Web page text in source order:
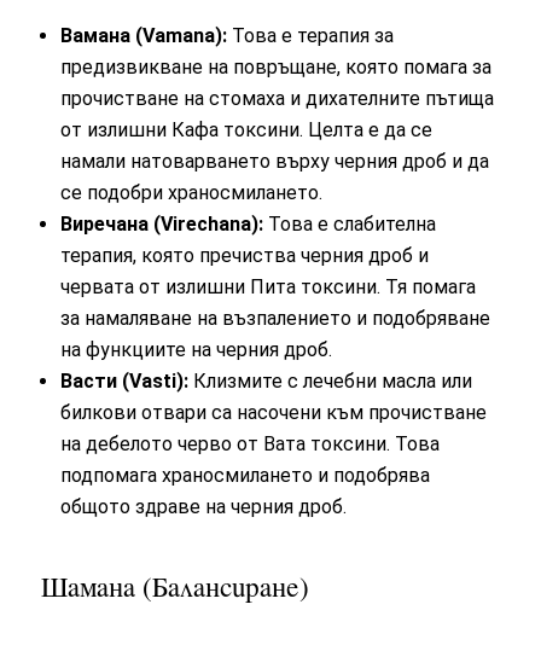
Вамана (Vamana): Това е терапия за
предизвикване на повръщане, която помага за
прочистване на стомаха и дихателните пътища
от излишни Кафа токсини. Целта е да се
намали натоварването върху черния дроб и да
се подобри храносмилането.
Виречана (Virechana): Това е слабителна
терапия, която пречиства черния дроб и
червата от излишни Пита токсини. Тя помага
за намаляване на възпалението и подобряване
на функциите на черния дроб.
Васти (Vasti): Клизмите с лечебни масла или
билкови отвари са насочени към прочистване
на дебелото черво от Вата токсини. Това
подпомага храносмилането и подобрява
общото здраве на черния дроб.
Шамана (Балансиране)